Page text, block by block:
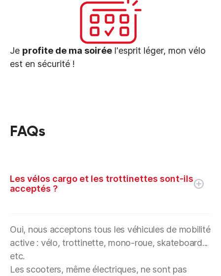
Je profite de ma soirée l'esprit léger, mon vélo
est en sécurité !
FAQs
Les vélos cargo et les trottinettes sont-ils
acceptés ?
Oui, nous acceptons tous les véhicules de mobilité
active : vélo, trottinette, mono-roue, skateboard...
etc.
Les scooters, même électriques, ne sont pas